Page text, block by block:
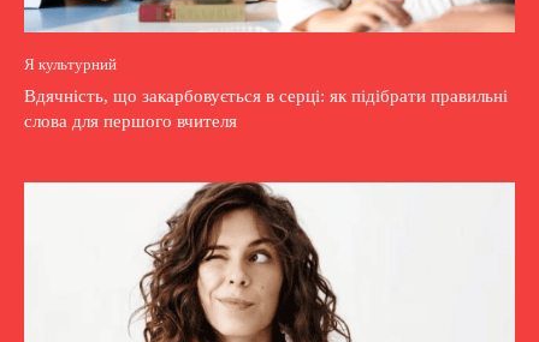
Я культурний
Вдячність, що закарбовується в серці: як підібрати правильні
слова для першого вчителя